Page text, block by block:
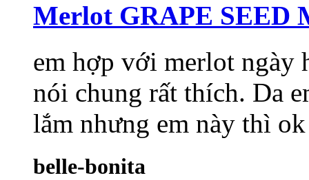
Merlot GRAPE SEED
em hợp với merlot ngày
nói chung rất thích. Da
lắm nhưng em này thì
belle-bonita